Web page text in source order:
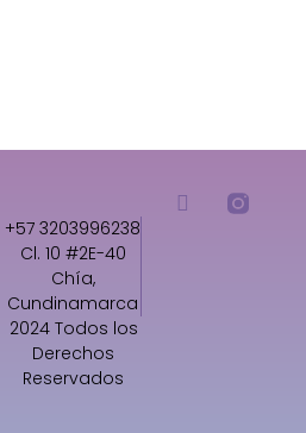
+57 3203996238
Cl. 10 #2E-40
Chía,
Cundinamarca
2024 Todos los
Derechos
Reservados